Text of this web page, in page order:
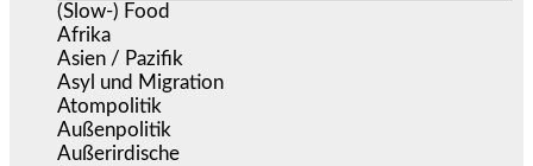
(Slow-) Food
Afrika
Asien / Pazifik
Asyl und Migration
Atompolitik
Außenpolitik
Außerirdische